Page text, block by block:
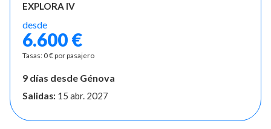
EXPLORA IV
desde
6.600 €
Tasas: 0 € por pasajero
9 días desde Génova
Salidas: 15 abr. 2027